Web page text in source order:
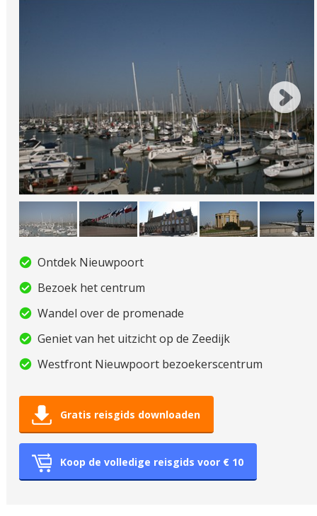
Ontdek Nieuwpoort
Bezoek het centrum
Wandel over de promenade
Geniet van het uitzicht op de Zeedijk
Westfront Nieuwpoort bezoekerscentrum
Gratis reisgids downloaden
Koop de volledige reisgids voor € 10